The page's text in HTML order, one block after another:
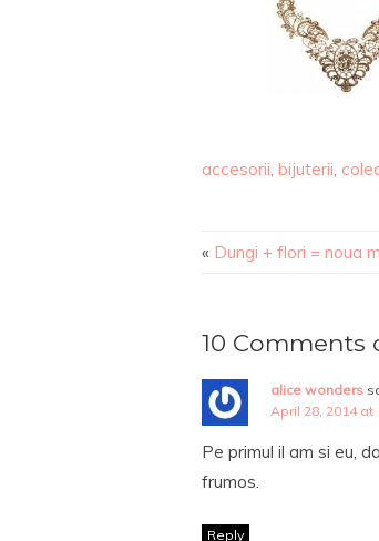
accesorii, bijuterii,
« Dungi + flori = noua
10 Comments
alice wonders
April 28, 2014 at
Pe primul il am si eu,
frumos.
Reply